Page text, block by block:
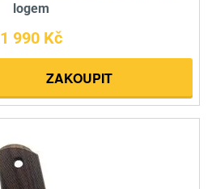
logem
1 990 Kč
ZAKOUPIT